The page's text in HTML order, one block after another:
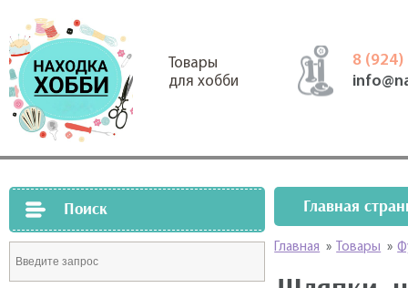
Товары
для хобби
8 (924)
Поиск Главная
Главная » Товары »